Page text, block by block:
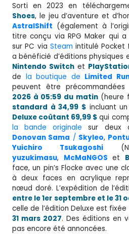
Sorti en 2023 en
Shoes, le jeu d’aventure et
AstralShift (également à
titre conçu via RPG Maker qui
sur PC via Steam intitulé Pocket
a bénéficié d’éditions physiques
Nintendo Switchet
de la boutique de Limited
peuvent être précommandées
2026 à 05:59 du matin(heure
standard à 34,99 $ incluant
Deluxe coûtant 69,99 $ qui
la bande originale sur deux
Donovan Sama / Skyleo,
Yuichiro Tsukagoshi
yuzukimasu, McMaNGOS et
face, un pin’s Flocke avec une
à deux faces en acrylique
nœud doré. L’expédition de
entre le 1er septembre et le 31
celle de l’édition Deluxe est fixée
31 mars 2027. Des éditions en
pas encore été annoncées.